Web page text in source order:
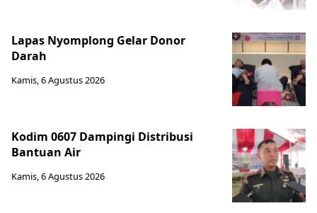
Lapas Nyomplong Gelar Donor
Darah
Kamis, 6 Agustus 2026
Kodim 0607 Dampingi Distribusi
Bantuan Air
Kamis, 6 Agustus 2026